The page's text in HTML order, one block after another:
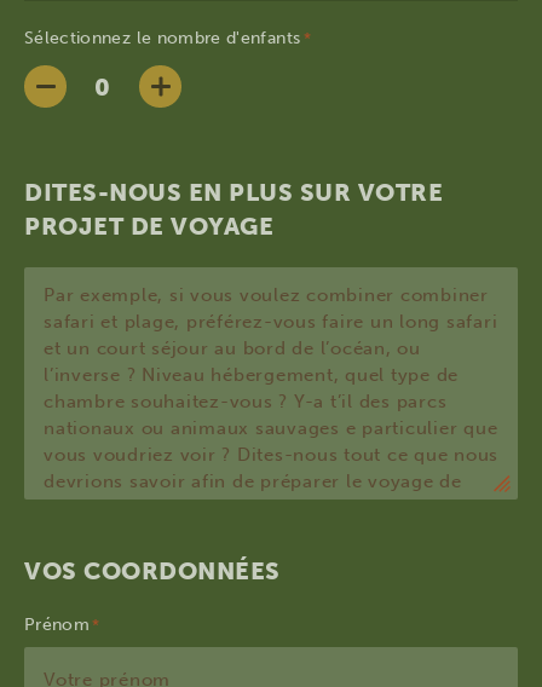
Sélectionnez le nombre d'enfants *
DITES-NOUS EN PLUS SUR VOTRE
PROJET DE VOYAGE
VOS COORDONNÉES
Prénom